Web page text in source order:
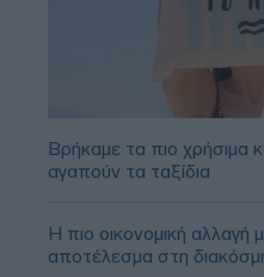
Βρήκαμε τα πιο χρήσιμα
αγαπούν τα ταξίδια
Η πιο οικονομική αλλαγή
αποτέλεσμα στη